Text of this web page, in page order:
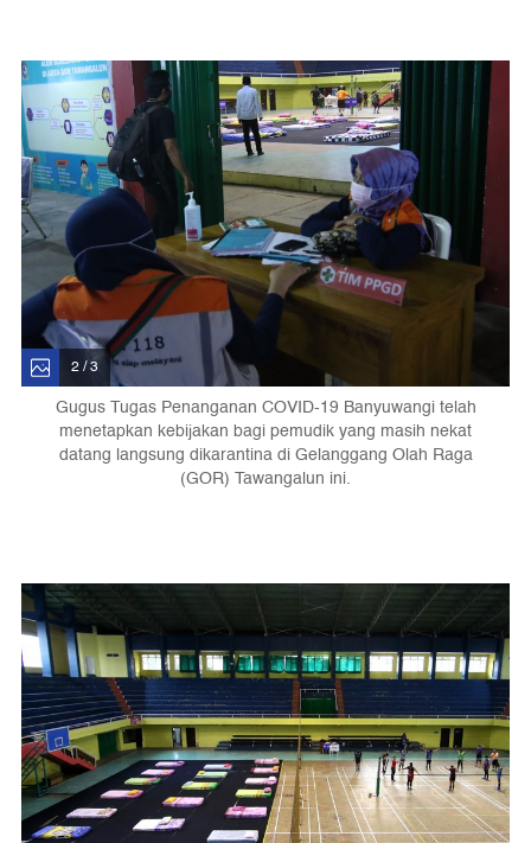
2 / 3
Gugus Tugas Penanganan COVID-19 Banyuwangi telah
menetapkan kebijakan bagi pemudik yang masih nekat
datang langsung dikarantina di Gelanggang Olah Raga
(GOR) Tawangalun ini.